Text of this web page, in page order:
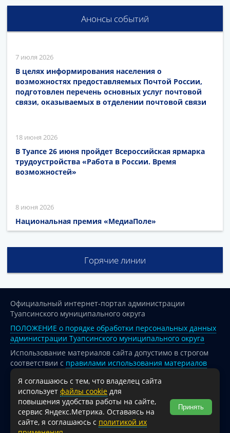
Анонсы событий
7 июля 2026
В целях информирования населения о
возможностях предоставляемых Почтой России,
подготовлен перечень основных услуг почтовой
связи, оказываемых в отделении почтовой связи
18 июня 2026
В Туапсе 26 июня пройдет Всероссийская ярмарка
трудоустройства «Работа в России. Время
возможностей»
8 июня 2026
Национальная премия «МедиаПоле»
Горячие линии
Официальный интернет-портал администрации
Туапсинского муниципального округа
ПОЛОЖЕНИЕ о порядке обработки персональных данных
администрации Туапсинского муниципального округа
Использование материалов сайта допустимо в строгом
соответствии с правилами использования материалов
опубликованных на сайте
При перепечатке и использовании информации ссылка
на источник обязательна.
Для сайтов и страниц сети Интернет обязательна
активная гиперссылка на официальный интернет-портал
Я соглашаюсь с тем, что владелец сайта
использует файлы cookie для
повышения удобства работы на сайте,
сервис Яндекс.Метрика. Оставаясь на
сайте, я соглашаюсь с политикой их
Принять